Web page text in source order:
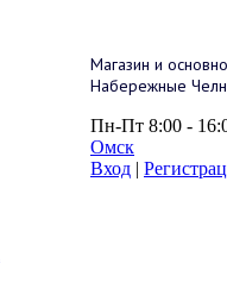
Магазин и
Набережные
Пн-Пт 8:00 -
Омск
Вход |